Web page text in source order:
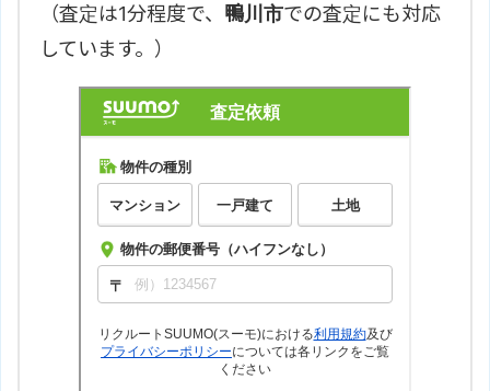
（査定は1分程度で、 鴨川市での査定にも対応
しています。）